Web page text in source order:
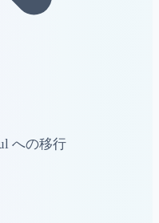
への移行